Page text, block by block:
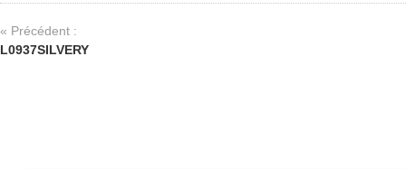
« Précédent :
L0937SILVERY